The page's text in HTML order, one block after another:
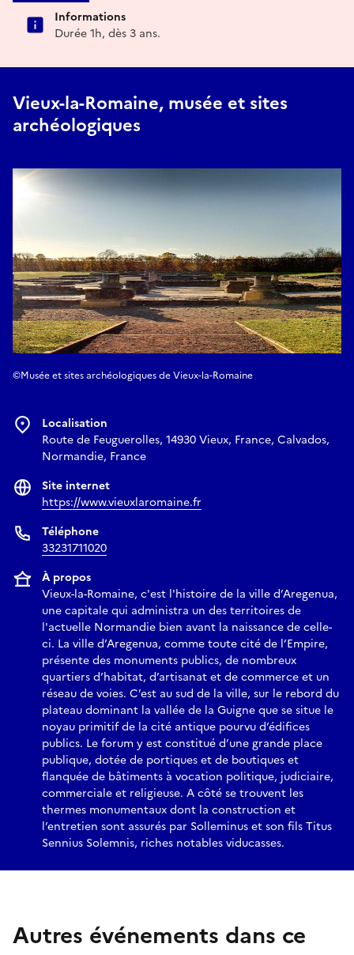
Informations
Durée 1h, dès 3 ans.
Vieux-la-Romaine, musée et sites
archéologiques
©Musée et sites archéologiques de Vieux-la-Romaine
Localisation
Route de Feuguerolles, 14930 Vieux, France, Calvados,
Normandie, France
Site internet
https://www.vieuxlaromaine.fr
Téléphone
33231711020
À propos
Vieux-la-Romaine, c'est l'histoire de la ville d’Aregenua,
une capitale qui administra un des territoires de
l'actuelle Normandie bien avant la naissance de celle-
ci. La ville d’Aregenua, comme toute cité de l’Empire,
présente des monuments publics, de nombreux
quartiers d’habitat, d’artisanat et de commerce et un
réseau de voies. C’est au sud de la ville, sur le rebord du
plateau dominant la vallée de la Guigne que se situe le
noyau primitif de la cité antique pourvu d’édifices
publics. Le forum y est constitué d’une grande place
publique, dotée de portiques et de boutiques et
flanquée de bâtiments à vocation politique, judiciaire,
commerciale et religieuse. A côté se trouvent les
thermes monumentaux dont la construction et
l’entretien sont assurés par Solleminus et son fils Titus
Sennius Solemnis, riches notables viducasses.
Autres événements dans ce